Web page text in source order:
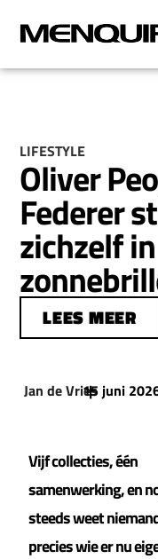
LIFESTYLE
Oliver
Federer
zichzelf
LEES MEER
Jan de Vries
|
15 juni
Vijf collecties, één
samenwerking, en
steeds weet
precies wie er nu